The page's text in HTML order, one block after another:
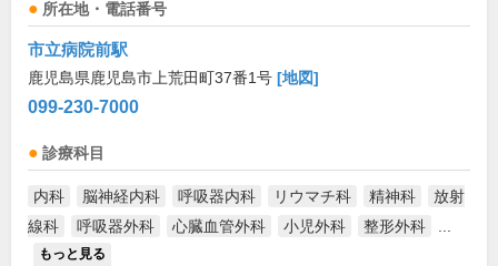
所在地・電話番号
市立病院前駅
鹿児島県鹿児島市上荒田町37番1号 [地図]
099-230-7000
診療科目
内科 脳神経内科 呼吸器内科 リウマチ科 精神科
放射
線科
呼吸器外科 心臓血管外科 小児外科 整形外科
もっと見る